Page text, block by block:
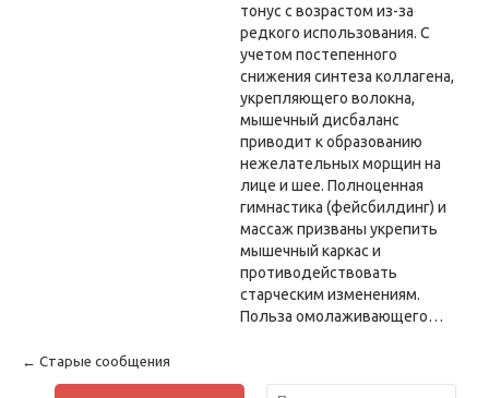
тонус с возрастом из-за
редкого использования. С
учетом постепенного
снижения синтеза коллагена,
укрепляющего волокна,
мышечный дисбаланс
приводит к образованию
нежелательных морщин на
лице и шее. Полноценная
гимнастика (фейсбилдинг) и
массаж призваны укрепить
мышечный каркас и
противодействовать
старческим изменениям.
Польза омолаживающего…
← Старые сообщения